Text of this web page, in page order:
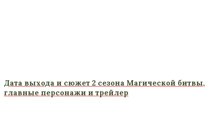
Дата выхода и сюжет 2 сезона Магической битвы,
главные персонажи и трейлер